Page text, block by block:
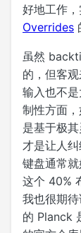
好地工作
Overrides
虽然
的，但客
输入也不
制性方面
是基于极
才是让人
键盘通常
这个 40%
我也很期
的 Planck